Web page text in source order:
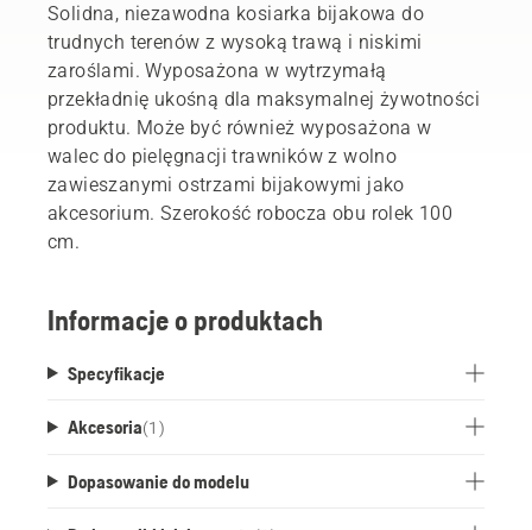
Solidna, niezawodna kosiarka bijakowa do
trudnych terenów z wysoką trawą i niskimi
zaroślami. Wyposażona w wytrzymałą
przekładnię ukośną dla maksymalnej żywotności
produktu. Może być również wyposażona w
walec do pielęgnacji trawników z wolno
zawieszanymi ostrzami bijakowymi jako
akcesorium. Szerokość robocza obu rolek 100
cm.
Informacje o produktach
Specyfikacje
Akcesoria(1 )
Dopasowanie do modelu